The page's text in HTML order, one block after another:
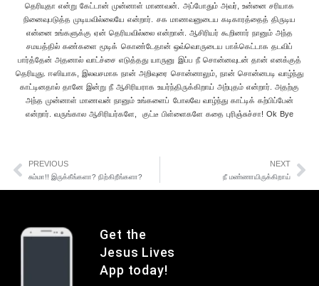
தெரியுதா என்று கேட்டான் முன்னாள் மாணவன். அப்போதும் அவர், உன்னை சரியாக
நினைவுபடுத்த முடியவில்லையே என்றார். சக மாணவனுடைய கடிகாரத்தைத் திருடிய
என்னை உங்களுக்கு ஏன் தெரியவில்லை என்றான். ஆசிரியர் கூறினார் நானும் அந்த
சமயத்தில் கண்களை மூடிக் கொண்டேதான் ஒவ்வொருடைய பாக்கெட்டாக தடவிப்
பார்த்தேன் அதனால் வாட்ச்சை எடுத்தது யாருனு இப்ப நீ சொன்னவுடன் தான் எனக்குத்
தெரியுது. ஈஸியாக, இலவசமாக நான் அறிவுரை சொன்னாலும், நான் சொன்னபடி வாழ்ந்து
காட்டினதால் தானே இன்று நீ ஆசிரியராக உயர்ந்திருக்கிறாய் அற்புதம் என்றார். அதற்கு
அந்த முன்னாள் மாணவன் நானும் உங்களைப் போலவே வாழ்ந்து காட்டிக் கற்பிப்பேன்
என்றார். வருங்கால ஆசிரியர்களே, குட்டீ பிள்ளைகளே கதை புரிஞ்சுச்சா! Ok Bye
PREVIOUS
சும்மா!! இருக்கீங்களா? நிற்கிறீங்களா?
NEXT
நீ மண்ணாயிருக்கிறாய்
Get the
Jesus Lives
App today!